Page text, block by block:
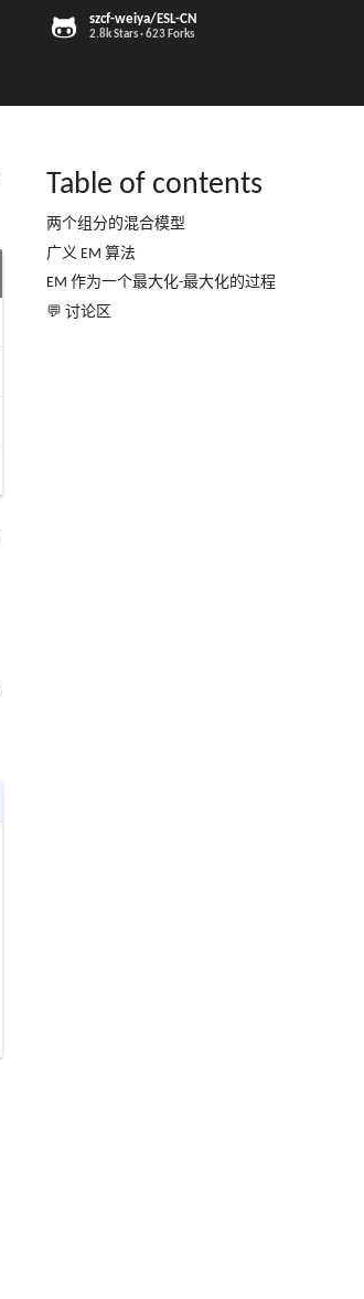
szcf-weiya/ESL-CN
2.8k Stars 623 Forks
Table of contents
两个组分的混合模型
广义 EM 算法
EM 作为一个最大化-最大化的过程
💬 讨论区